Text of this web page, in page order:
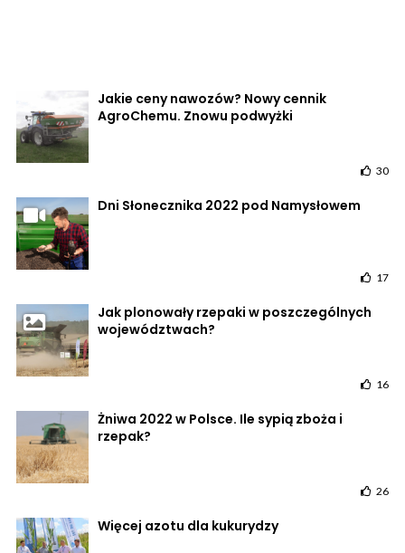
Jakie ceny nawozów? Nowy cennik
AgroChemu. Znowu podwyżki
30
Dni Słonecznika 2022 pod Namysłowem
17
Jak plonowały rzepaki w poszczególnych
województwach?
16
Żniwa 2022 w Polsce. Ile sypią zboża i
rzepak?
26
Więcej azotu dla kukurydzy